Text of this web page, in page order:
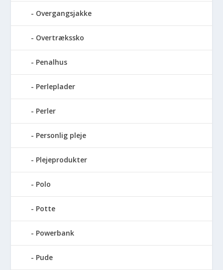
Overgangsjakke
Overtrækssko
Penalhus
Perleplader
Perler
Personlig pleje
Plejeprodukter
Polo
Potte
Powerbank
Pude